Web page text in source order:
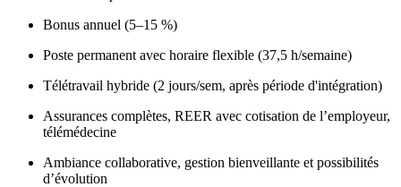
Bonus annuel (5–15 %)
Poste permanent avec horaire flexible (37,5 h/semaine)
Télétravail hybride (2 jours/sem, après période d'intégration)
Assurances complètes, REER avec cotisation de l’employeur,
télémédecine
Ambiance collaborative, gestion bienveillante et possibilités
d’évolution